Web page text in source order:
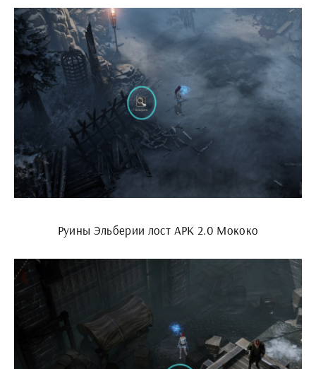
Руины Эльберии лост АРК 2.0 Мококо